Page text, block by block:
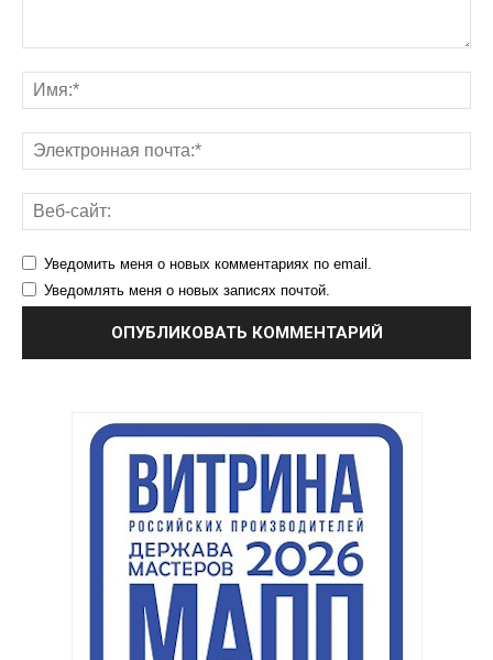
Уведомить меня о новых комментариях по email.
Уведомлять меня о новых записях почтой.